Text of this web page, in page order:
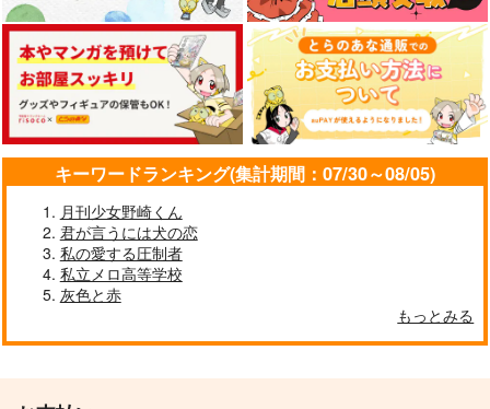
たのしーる
桃缶
237円（税込）
脹相×虎杖悠仁
サンプル
作品詳細
Bubble
燕鵠茶
330円（税込）
虎杖悠仁×脹相
サンプル
作品詳細
恋を知らないあなたは
会いたいよ
1,100円（税込）
虎杖悠仁×脹相
サンプル
作品詳細
カート カート カート
来世は人間になりたい
1,415
キーワードランキング(集計期間：07/30～08/05)
月刊少女野崎くん
君が言うには犬の恋
私の愛する圧制者
私立メロ高等学校
灰色と赤
もっとみる